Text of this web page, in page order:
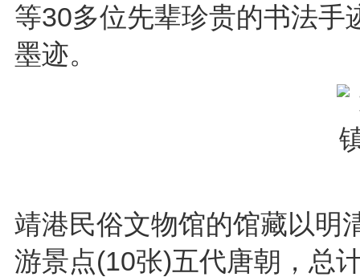
等30多位先辈珍贵的书法手
墨迹。
靖港民俗文物馆的馆藏以明
游景点(10张)五代唐朝，总